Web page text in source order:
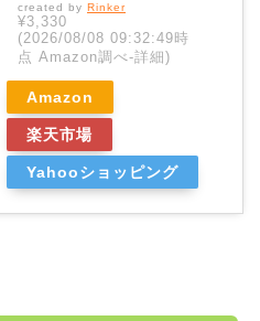
created by Rinker
¥3,330
(2026/08/08 09:32:49時
点 Amazon調べ-詳細)
Amazon
楽天市場
Yahooショッピング